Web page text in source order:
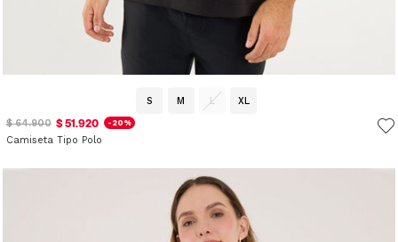
S M L
XL
$ 64.900 $ 51.920 -20%
Camiseta Tipo Polo